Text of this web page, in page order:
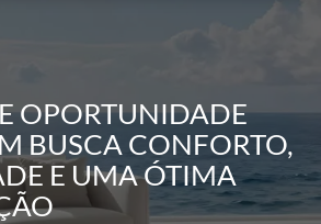
OPORTUNIDADE
BUSCA CONFORTO,
E UMA ÓTIMA